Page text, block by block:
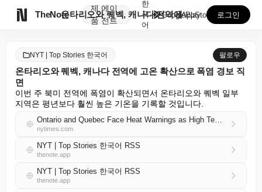
TheNote
제
품
에이
전트
온타리오와 퀘벡, 캐나다 전역에 고온 확산으로 폭염 경...
한
국
어
GooglePlay
AppStore 로그인
NYT | Top Stories 한국어 팔로우
온타리오와 퀘벡, 캐나다 전역에 고온 확산으로 폭염 경보 직
면
이번 주 북미 전역에 폭염이 확산되면서 온타리오와 퀘벡 일부
지역은 평년보다 훨씬 높은 기온을 기록할 것입니다.
Ontario and Quebec Face Heat Warnings as High Temperatures Spread Across Canada
nytimes.com
NYT | Top Stories 한국어 RSS
thenote.app
NYT | Top Stories 한국어 RSS
thenote.app